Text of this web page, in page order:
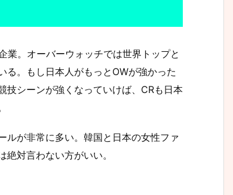
。オーバーウォッチでは世界トップと
る。もし日本人がもっとOWが強かった
技シーンが強くなっていけば、CRも日本
ルが非常に多い。韓国と日本の女性ファ
対言わない方がいい。